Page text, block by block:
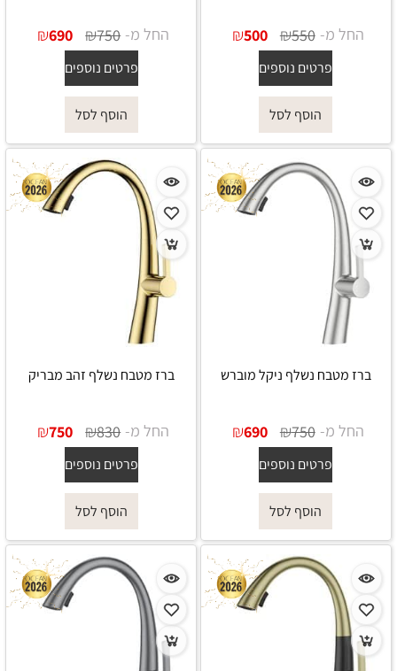
החל מ- ₪550
₪500
פרטים נוספים
הוסף לסל
החל מ- ₪750
₪690
פרטים נוספים
הוסף לסל
ברז מטבח נשלף ניקל מוברש
החל מ- ₪750
₪690
פרטים נוספים
הוסף לסל
ברז מטבח נשלף זהב מבריק
החל מ- ₪830
₪750
פרטים נוספים
הוסף לסל